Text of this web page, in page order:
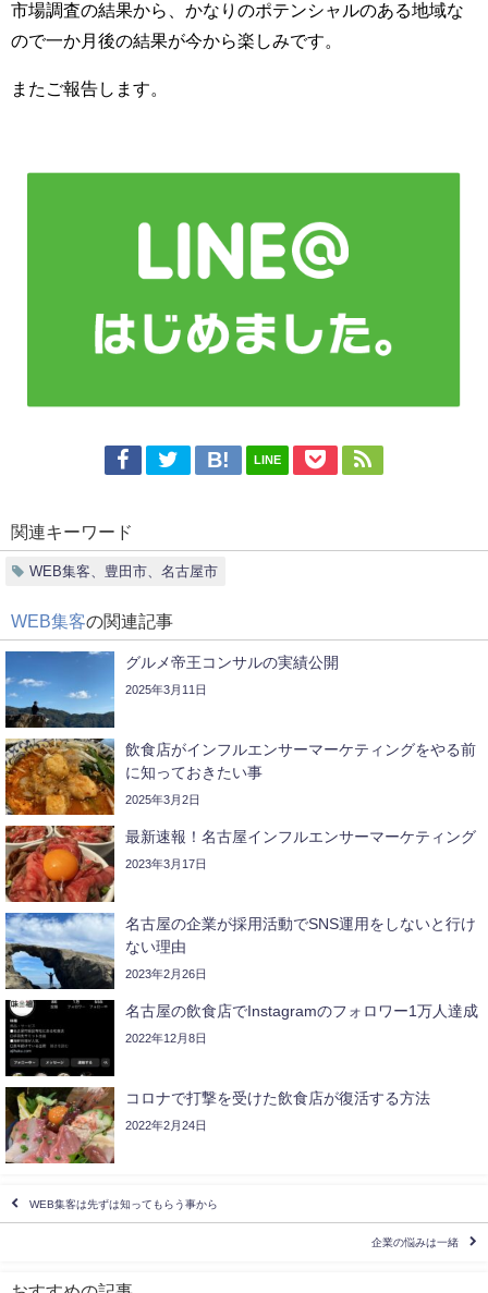
市場調査の結果から、かなりのポテンシャルのある地域な
ので一か月後の結果が今から楽しみです。
またご報告します。
LINE
関連キーワード
WEB集客、豊田市、名古屋市
WEB集客の関連記事
グルメ帝王コンサルの実績公開
2025年3月11日
飲食店がインフルエンサーマーケティングをやる前
に知っておきたい事
2025年3月2日
最新速報！名古屋インフルエンサーマーケティング
2023年3月17日
名古屋の企業が採用活動でSNS運用をしないと行け
ない理由
2023年2月26日
名古屋の飲食店でInstagramのフォロワー1万人達成
2022年12月8日
コロナで打撃を受けた飲食店が復活する方法
2022年2月24日
WEB集客は先ずは知ってもらう事から
企業の悩みは一緒